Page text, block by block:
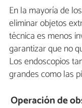
En la mayoría de
eliminar objetos
técnica es menos
garantizar que no
Los endoscopios
grandes como las
Operación de